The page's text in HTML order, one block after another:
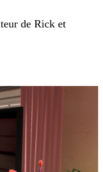
de Rick et